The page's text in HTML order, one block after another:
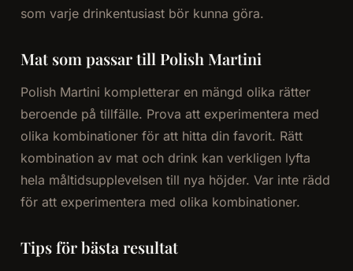
som varje drinkentusiast bör kunna göra.
Mat som passar till Polish Martini
Polish Martini kompletterar en mängd olika rätter
beroende på tillfälle. Prova att experimentera med
olika kombinationer för att hitta din favorit. Rätt
kombination av mat och drink kan verkligen lyfta
hela måltidsupplevelsen till nya höjder. Var inte rädd
för att experimentera med olika kombinationer.
Tips för bästa resultat